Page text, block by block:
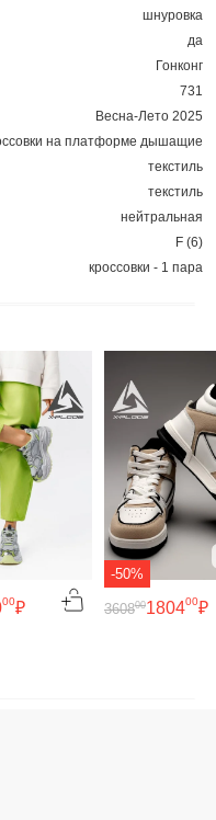
шнуровка
да
Гонконг
731
Весна-Лето 2025
на платформе дышащие
текстиль
текстиль
нейтральная
F (6)
кроссовки - 1 пара
00₽
-50%
180400₽
360800